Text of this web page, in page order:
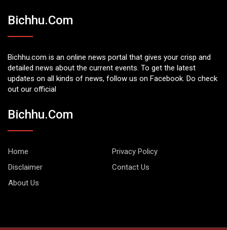
Bichhu.com
Bichhu.com is an online news portal that gives your crisp and
detailed news about the current events. To get the latest
updates on all kinds of news, follow us on Facebook. Do check
out our official
Bichhu.com
Home
Privacy Policy
Disclaimer
Contact Us
About Us